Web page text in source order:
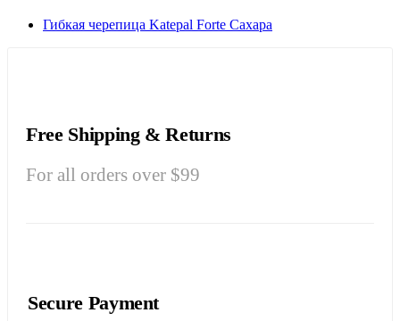
Гибкая черепица Katepal Forte Сахара
Free Shipping & Returns
For all orders over $99
Secure Payment